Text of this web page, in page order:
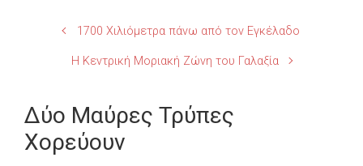
1700 Χιλιόμετρα πάνω από τον Εγκέλαδο
Η Κεντρική Μοριακή Ζώνη του Γαλαξία
Δύο Μαύρες Τρύπες
Χορεύουν